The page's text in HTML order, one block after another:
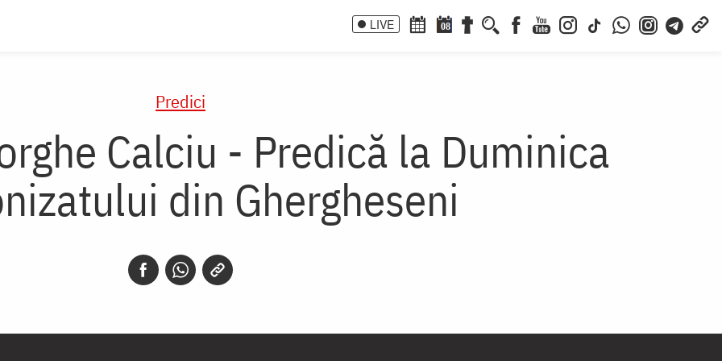
LIVE 08
Predici
Calciu - Predică la Duminica
din Ghergheseni